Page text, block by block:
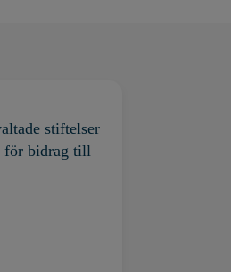
stiftelser
för bidrag till